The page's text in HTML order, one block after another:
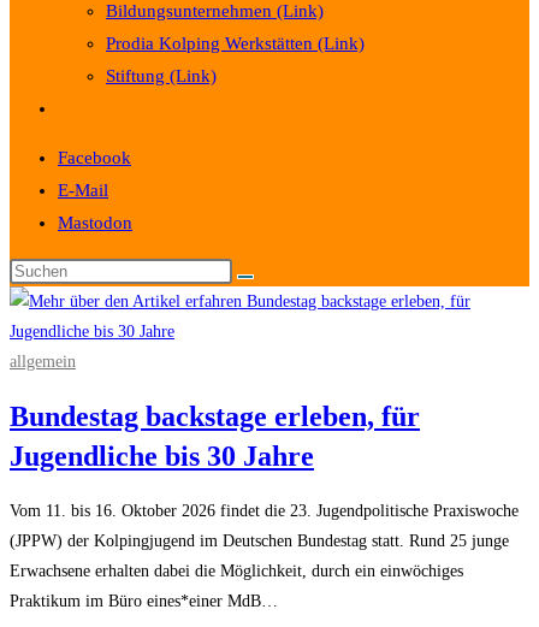
Bildungsunternehmen (Link)
Prodia Kolping Werkstätten (Link)
Stiftung (Link)
umschalten
Facebook
E-Mail
Mastodon
allgemein
Bundestag backstage erleben, für
Jugendliche bis 30 Jahre
Vom 11. bis 16. Oktober 2026 findet die 23. Jugendpolitische Praxiswoche
(JPPW) der Kolpingjugend im Deutschen Bundestag statt. Rund 25 junge
Erwachsene erhalten dabei die Möglichkeit, durch ein einwöchiges
Praktikum im Büro eines*einer MdB…